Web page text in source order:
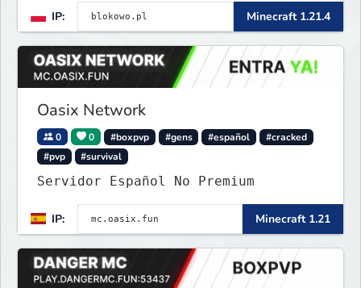
IP: Minecraft 1.21.4
Oasix Network
0 0 #boxpvp #gens #español
#cracked
#pvp
#survival
Servidor Español No Premium
IP: Minecraft 1.21